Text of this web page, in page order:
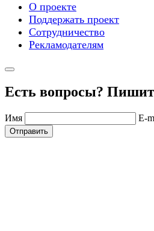
О проекте
Поддержать проект
Сотрудничество
Рекламодателям
Есть вопросы?
Имя E-